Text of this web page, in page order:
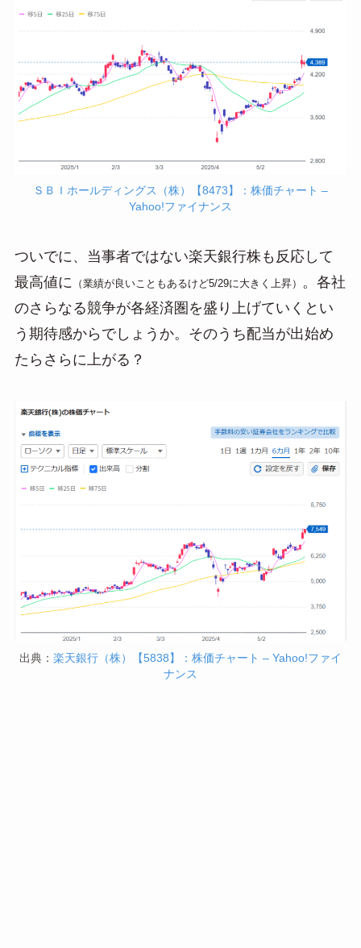
ＳＢＩホールディングス（株）【8473】：株価チャート –
Yahoo!ファイナンス
ついでに、当事者ではない楽天銀行株も反応して
最高値に （業績が良いこともあるけど5/29に大きく上昇） 。各社
のさらなる競争が各経済圏を盛り上げていくとい
う期待感からでしょうか。そのうち配当が出始め
たらさらに上がる？
出典： 楽天銀行（株）【5838】：株価チャート – Yahoo!ファイ
ナンス